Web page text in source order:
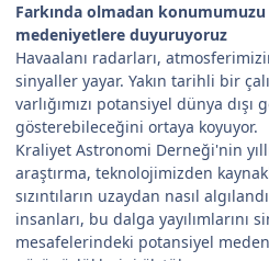
Farkında olmadan konumumuzu
medeniyetlere duyuruyoruz
Havaalanı radarları,
sinyaller yayar. Yakın tarihli bir
varlığımızı potansiyel dünya dışı
gösterebileceğini ortaya koyuyor.
Kraliyet Astronomi Derneği'nin
araştırma, teknolojimizden
sızıntıların uzaydan nasıl
insanları, bu dalga yayılımlarını
mesafelerindeki potansiyel